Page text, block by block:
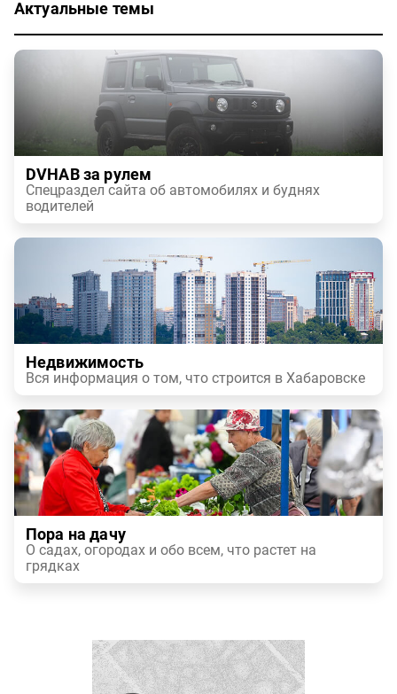
Актуальные темы
DVHAB за рулем
Спецраздел сайта об автомобилях и буднях
водителей
Недвижимость
Вся информация о том, что строится в Хабаровске
Пора на дачу
О садах, огородах и обо всем, что растет на
грядках